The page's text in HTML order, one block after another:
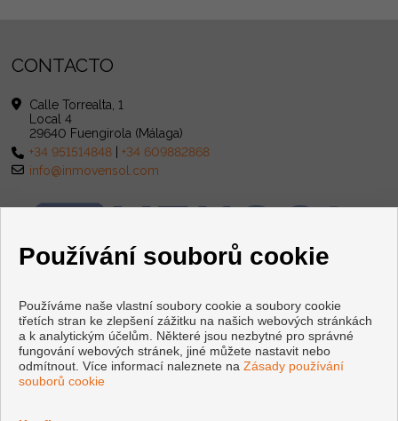
CONTACTO
Calle Torrealta, 1
Local 4
29640 Fuengirola (Málaga)
+34 951514848 |+34 609882868
info@inmovensol.com
Používání souborů cookie
Používáme naše vlastní soubory cookie a soubory cookie
třetích stran ke zlepšení zážitku na našich webových stránkách
a k analytickým účelům. Některé jsou nezbytné pro správné
fungování webových stránek, jiné můžete nastavit nebo
odmítnout. Více informací naleznete na Zásady používání
souborů cookie